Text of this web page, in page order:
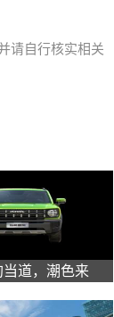
请自行核实相关
当道，潮色来